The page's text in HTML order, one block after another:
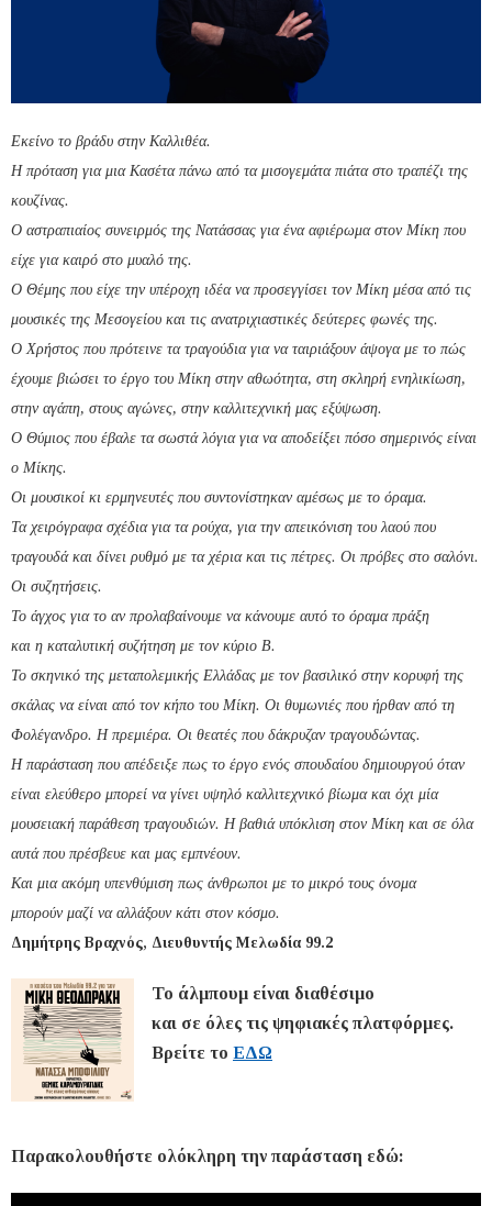
Εκείνο το βράδυ στην Καλλιθέα.
Η πρόταση για μια Κασέτα πάνω από τα μισογεμάτα πιάτα στο τραπέζι της
κουζίνας.
Ο αστραπιαίος συνειρμός της Νατάσσας για ένα αφιέρωμα στον Μίκη που
είχε για καιρό στο μυαλό της.
Ο Θέμης που είχε την υπέροχη ιδέα να προσεγγίσει τον Μίκη μέσα από τις
μουσικές της Μεσογείου και τις ανατριχιαστικές δεύτερες φωνές της.
Ο Χρήστος που πρότεινε τα τραγούδια για να ταιριάξουν άψογα με το πώς
έχουμε βιώσει το έργο του Μίκη στην αθωότητα, στη σκληρή ενηλικίωση,
στην αγάπη, στους αγώνες, στην καλλιτεχνική μας εξύψωση.
Ο Θύμιος που έβαλε τα σωστά λόγια για να αποδείξει πόσο σημερινός είναι
ο Μίκης.
Οι μουσικοί κι ερμηνευτές που συντονίστηκαν αμέσως με το όραμα.
Τα χειρόγραφα σχέδια για τα ρούχα, για την απεικόνιση του λαού που
τραγουδά και δίνει ρυθμό με τα χέρια και τις πέτρες. Οι πρόβες στο σαλόνι.
Οι συζητήσεις.
Το άγχος για το αν προλαβαίνουμε να κάνουμε αυτό το όραμα πράξη
και η καταλυτική συζήτηση με τον κύριο Β.
Το σκηνικό της μεταπολεμικής Ελλάδας με τον βασιλικό στην κορυφή της
σκάλας να είναι από τον κήπο του Μίκη. Οι θυμωνιές που ήρθαν από τη
Φολέγανδρο. Η πρεμιέρα. Οι θεατές που δάκρυζαν τραγουδώντας.
Η παράσταση που απέδειξε πως το έργο ενός σπουδαίου δημιουργού όταν
είναι ελεύθερο μπορεί να γίνει υψηλό καλλιτεχνικό βίωμα και όχι μία
μουσειακή παράθεση τραγουδιών. Η βαθιά υπόκλιση στον Μίκη και σε όλα
αυτά που πρέσβευε και μας εμπνέουν.
Και μια ακόμη υπενθύμιση πως άνθρωποι με το μικρό τους όνομα
μπορούν μαζί να αλλάξουν κάτι στον κόσμο.
Δημήτρης Βραχνός, Διευθυντής Μελωδία 99.2
Το άλμπουμ είναι διαθέσιμο
και σε όλες τις ψηφιακές πλατφόρμες.
Βρείτε το ΕΔΩ
Παρακολουθήστε ολόκληρη την παράσταση εδώ: